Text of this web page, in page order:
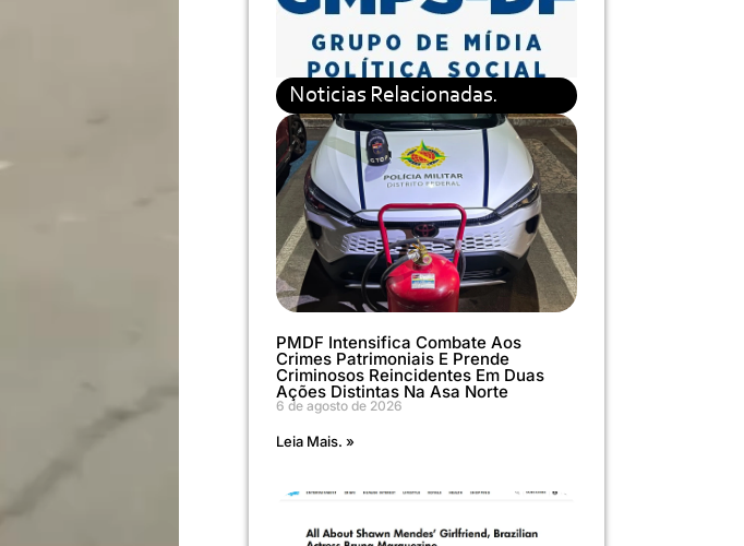
Noticias Relacionadas.
PMDF Intensifica Combate Aos
Crimes Patrimoniais E Prende
Criminosos Reincidentes Em Duas
Ações Distintas Na Asa Norte
6 de agosto de 2026
Leia Mais. »